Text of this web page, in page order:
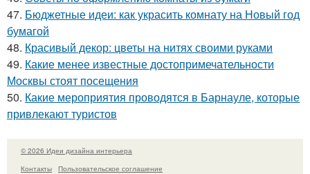
47. Бюджетные идеи: как украсить комнату на Новый год
бумагой
48. Красивый декор: цветы на нитях своими руками
49. Какие менее известные достопримечательности
Москвы стоят посещения
50. Какие мероприятия проводятся в Барнауле, которые
привлекают туристов
© 2026 Идеи дизайна интерьера
Контакты
Пользовательское соглашение